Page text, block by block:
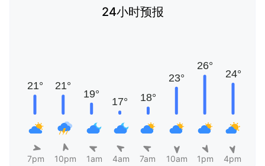
24小时预报
7pm 10pm 1am 4am 7am 10am 1pm 4pm